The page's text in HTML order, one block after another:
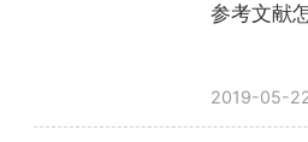
参考文献
2019-05-